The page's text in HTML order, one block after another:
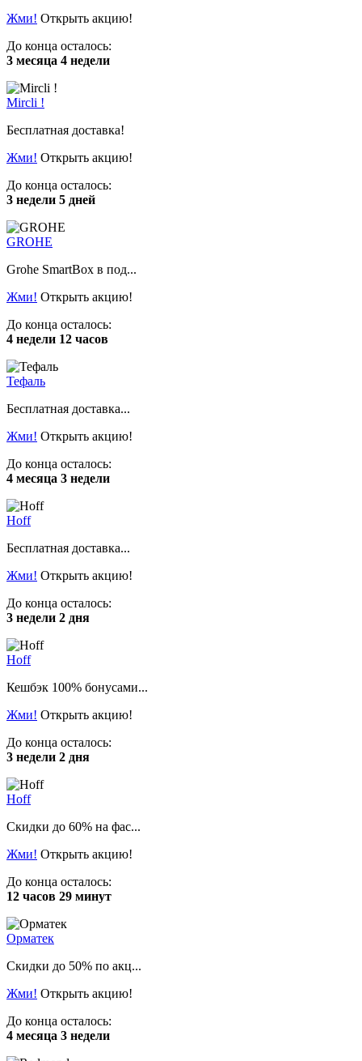
Жми! Открыть акцию!
До конца осталось:
3 месяца 4 недели
Mircli !
Бесплатная доставка!
Жми! Открыть акцию!
До конца осталось:
3 недели 5 дней
GROHE
Grohe SmartBox в под...
Жми! Открыть акцию!
До конца осталось:
4 недели 12 часов
Тефаль
Бесплатная доставка...
Жми! Открыть акцию!
До конца осталось:
4 месяца 3 недели
Hoff
Бесплатная доставка...
Жми! Открыть акцию!
До конца осталось:
3 недели 2 дня
Hoff
Кешбэк 100% бонусами...
Жми! Открыть акцию!
До конца осталось:
3 недели 2 дня
Hoff
Скидки до 60% на фас...
Жми! Открыть акцию!
До конца осталось:
12 часов 29 минут
Орматек
Скидки до 50% по акц...
Жми! Открыть акцию!
До конца осталось:
4 месяца 3 недели